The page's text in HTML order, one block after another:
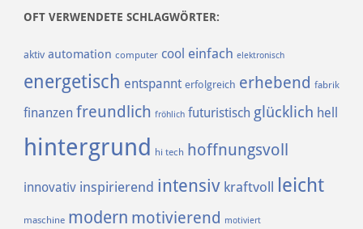
OFT VERWENDETE SCHLAGWÖRTER:
aktiv automation computer cool einfach elektronisch
energetisch entspannt erfolgreich erhebend fabrik
finanzen freundlich fröhlich futuristisch glücklich hell
hintergrund hi tech hoffnungsvoll
innovativ inspirierend intensiv kraftvoll leicht
maschine modern motivierend motiviert